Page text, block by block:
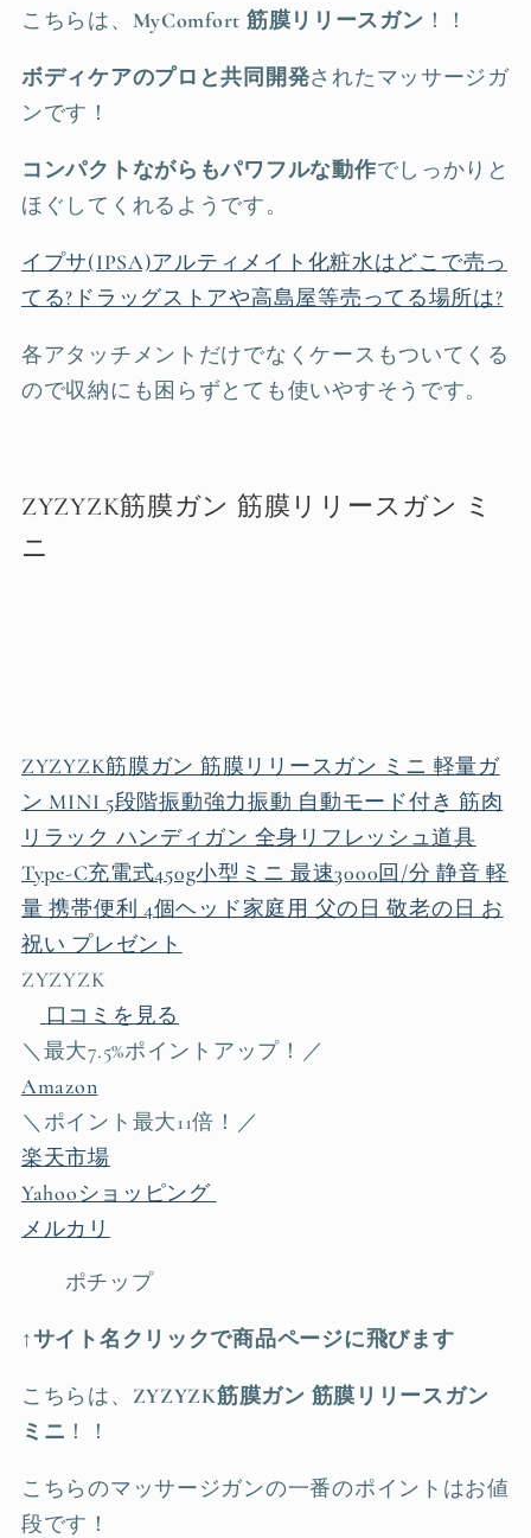
こちらは、 MyComfort 筋膜リリースガン ！！
ボディケアのプロと共同開発されたマッサージガ
ンです！
コンパクトながらもパワフルな動作でしっかりと
ほぐしてくれるようです。
イプサ(IPSA)アルティメイト化粧水はどこで売っ
てる?ドラッグストアや高島屋等売ってる場所は?
各アタッチメントだけでなくケースもついてくる
ので収納にも困らずとても使いやすそうです。
ZYZYZK筋膜ガン 筋膜リリースガン ミ
ニ
ZYZYZK筋膜ガン 筋膜リリースガン ミニ 軽量ガ
ン MINI 5段階振動強力振動 自動モード付き 筋肉
リラック ハンディガン 全身リフレッシュ道具
Type-C充電式450g小型ミニ 最速3000回/分 静音 軽
量 携帯便利 4個ヘッド家庭用 父の日 敬老の日 お
祝い プレゼント
ZYZYZK
口コミを見る
＼最大7.5%ポイントアップ！／
Amazon
＼ポイント最大11倍！／
楽天市場
Yahooショッピング
メルカリ
ポチップ
↑サイト名クリックで商品ページに飛びます
こちらは、 ZYZYZK筋膜ガン 筋膜リリースガン
ミニ ！！
こちらのマッサージガンの一番のポイントはお値
段です！